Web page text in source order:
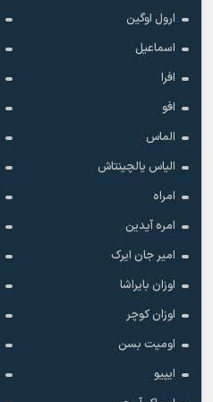
ارول اوگین
اسماعیل
افرا
افو
الماس
الیاس یالچینتاش
امراه
امره آیدین
امیر جان ایرک
اوزان بایراشا
اوزان کوچر
اومیت بسن
ایپیو